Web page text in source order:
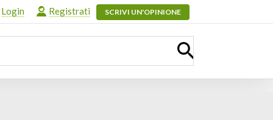
Login Registrati SCRIVI UN'OPINIONE